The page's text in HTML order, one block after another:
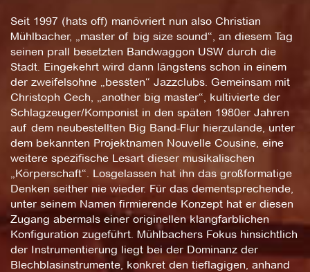
Seit 1997 (hats off) manövriert nun also Christian
Mühlbacher, „master of big size sound“, an diesem Tag
seinen prall besetzten Bandwaggon USW durch die
Stadt. Eingekehrt wird dann längstens schon in einem
der zweifelsohne „bessten“ Jazzclubs. Gemeinsam mit
Christoph Cech, „another big master“, kultivierte der
Schlagzeuger/Komponist in den späten 1980er Jahren
auf dem neubestellten Big Band-Flur hierzulande, unter
dem bekannten Projektnamen Nouvelle Cousine, eine
weitere spezifische Lesart dieser musikalischen
„Körperschaft“. Losgelassen hat ihn das großformatige
Denken seither nie wieder. Für das dementsprechende,
unter seinem Namen firmierende Konzept hat er diesen
Zugang abermals einer originellen klangfarblichen
Konfiguration zugeführt. Mühlbachers Fokus hinsichtlich
der Instrumentierung liegt bei der Dominanz der
Blechblasinstrumente, konkret den tieflagigen, anhand